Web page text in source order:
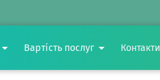
Вартість послуг Контакти